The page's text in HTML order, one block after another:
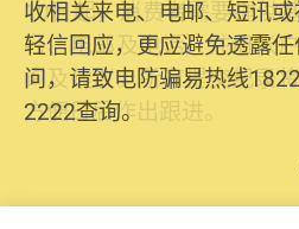
收相关来电、电邮、短讯
轻信回应，更应避免透露
问，请致电防骗易热线
2222查询。
10日起，消费者需要提供
名、电邮及电话）注册帐
询及建议。所有提交纪录
方便日后作出跟进。